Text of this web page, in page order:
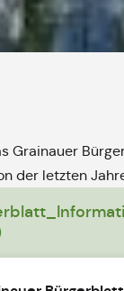
Grainauer
der letzten